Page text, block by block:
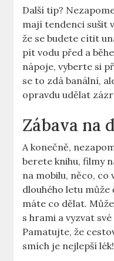
Další tip?
mají tendenci sušit
že se budete cítit
pít vodu před a
nápoje, vyberte si
se to zdá banální,
opravdu udělat
Zábava na
A konečně,
berete knihu, filmy
na mobilu, něco, co
dlouhého letu
máte co dělat.
s hrami a vyzvat
Pamatujte, že
smích je nejlepší lék!